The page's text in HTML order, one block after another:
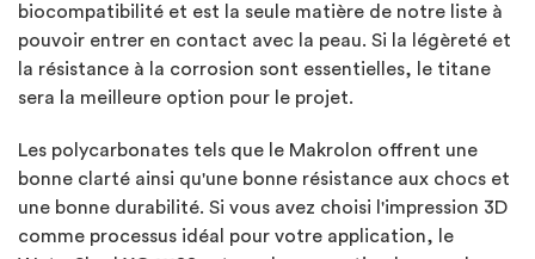
biocompatibilité et est la seule matière de notre liste à
pouvoir entrer en contact avec la peau. Si la légèreté et
la résistance à la corrosion sont essentielles, le titane
sera la meilleure option pour le projet.
Les polycarbonates tels que le Makrolon offrent une
bonne clarté ainsi qu'une bonne résistance aux chocs et
une bonne durabilité. Si vous avez choisi l'impression 3D
comme processus idéal pour votre application, le